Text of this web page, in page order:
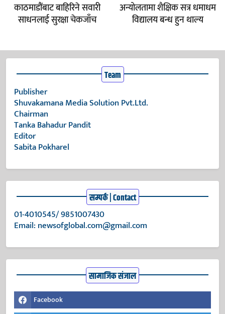
काठमाडौंबाट बाहिरिने सवारी
साधनलाई सुरक्षा चेकजाँच
अन्योलतामा शैक्षिक सत्र धमाधम
विद्यालय बन्ध हुन थाल्य
Team
Publisher
Shuvakamana Media Solution Pvt.Ltd.
Chairman
Tanka Bahadur Pandit
Editor
Sabita Pokharel
सम्पर्क | Contact
01-4010545/ 9851007430
Email: newsofglobal.com@gmail.com
सामाजिक संजाल
Facebook